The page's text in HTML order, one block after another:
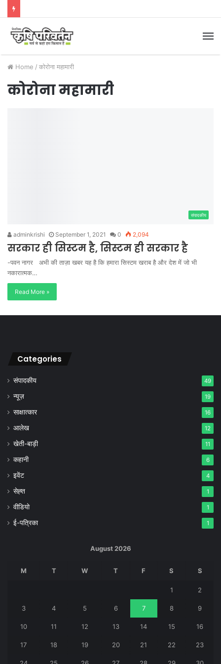
Home / कोरोना महामारी
कोरोना महामारी
संपादकीय
adminkrishi September 1, 2021 0 2,094
सरकार ही सिस्टम है, सिस्टम ही सरकार है
-पवन नागर अभी की ताज़ा खबर यह है कि हमारा सिस्टम खराब है और देश में जो भी
नकारात्मक…
Read More »
Categories
संपादकीय 49
न्यूज़ 19
साक्षात्कार 16
आलेख 12
खेती-बाड़ी 11
कहानी 6
इवेंट 4
सेह्त 1
वीडियो 1
ई-पत्रिका 1
August 2026
M T W T F S S
1 2
3 4 5 6 7 8 9
10 11 12 13 14 15 16
17 18 19 20 21 22 23